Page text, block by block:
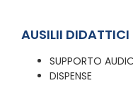
AUSILII DIDATTICI
SUPPORTO
DISPENSE